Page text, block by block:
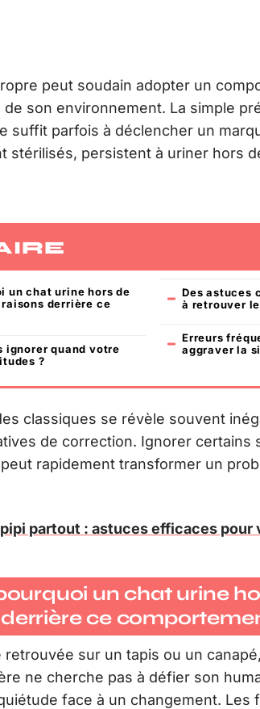
peut soudain adopter un
son environnement. La simple
suffit parfois à déclencher un
stérilisés, persistent à uriner hors
un chat urine hors de
derrière ce
ignorer quand votre
?
Des astuces
à retrouver
Erreurs
aggraver la
classiques se révèle souvent
de correction. Ignorer certains
rapidement transformer un
partout : astuces efficaces pour
un chat urine
ce
sur un tapis ou un
ne cherche pas à défier son
face à un changement. Les